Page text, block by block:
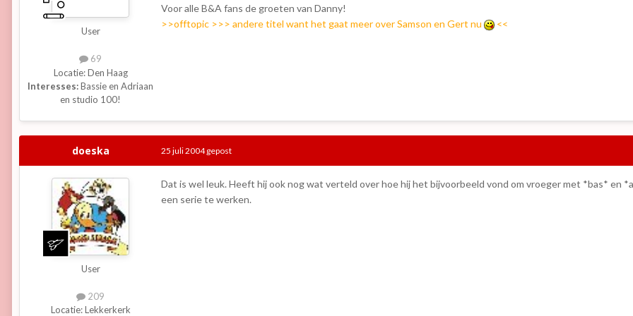
User
69
Locatie:Den Haag
Interesses:Bassie en Adriaan
en studio 100!
Voor alle B&A fans de groeten van Danny!
>>offtopic >>> andere titel want het gaat meer over Samson en Gert nu
<<
doeska
User
209
Locatie:Lekkerkerk
25 juli 2004gepost
Dat is wel leuk. Heeft hij ook nog wat verteld over hoe hij het bijvoorbeeld vond om vroeger met *bas* en
een serie te werken.